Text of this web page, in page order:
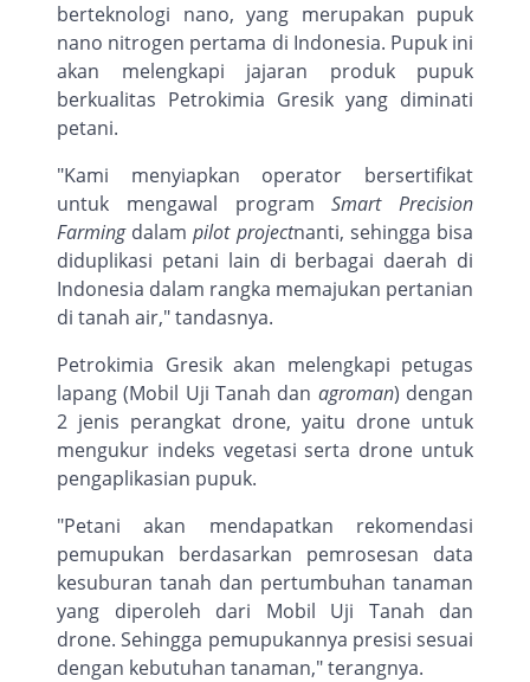
berteknologi nano, yang merupakan pupuk
nano nitrogen pertama di Indonesia. Pupuk ini
akan melengkapi jajaran produk pupuk
berkualitas Petrokimia Gresik yang diminati
petani.
"Kami menyiapkan operator bersertifikat
untuk mengawal program Smart Precision
Farming dalampilot projectnanti, sehingga bisa
diduplikasi petani lain di berbagai daerah di
Indonesia dalam rangka memajukan pertanian
di tanah air," tandasnya.
Petrokimia Gresik akan melengkapi petugas
lapang (Mobil Uji Tanah dan agroman) dengan
2 jenis perangkat drone, yaitu drone untuk
mengukur indeks vegetasi serta drone untuk
pengaplikasian pupuk.
"Petani akan mendapatkan rekomendasi
pemupukan berdasarkan pemrosesan data
kesuburan tanah dan pertumbuhan tanaman
yang diperoleh dari Mobil Uji Tanah dan
drone. Sehingga pemupukannya presisi sesuai
dengan kebutuhan tanaman," terangnya.